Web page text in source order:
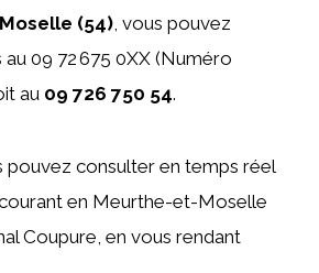
(54), vous pouvez
09 72 675 0XX (Numéro
au 09 726 750 54.
pouvez consulter en temps réel
en Meurthe-et-Moselle
Coupure, en vous rendant